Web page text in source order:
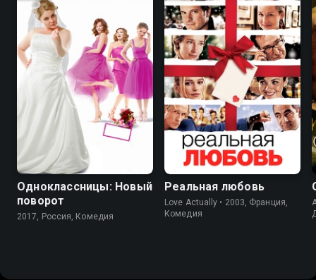
Одноклассницы: Новый
поворот
2017, Россия, Комедия
Реальная любовь
Love Actually • 2003, Франция,
Комедия